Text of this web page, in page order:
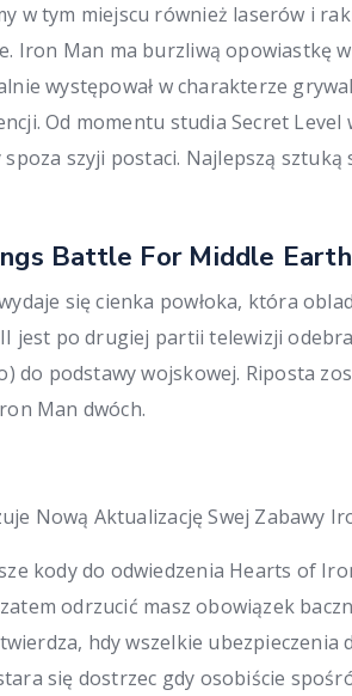
w tym miejscu również laserów i
Iron Man ma burzliwą opowiastkę
występował w charakterze
Od momentu studia Secret Level
spoza szyji postaci. Najlepszą
Battle For Middle Earth
się cienka powłoka, która
jest po drugiej partii telewizji
do podstawy wojskowej. Riposta
Man dwóch.
kody do odwiedzenia Hearts of
odrzucić masz obowiązek
hdy wszelkie ubezpieczenia
się dostrzec gdy osobiście